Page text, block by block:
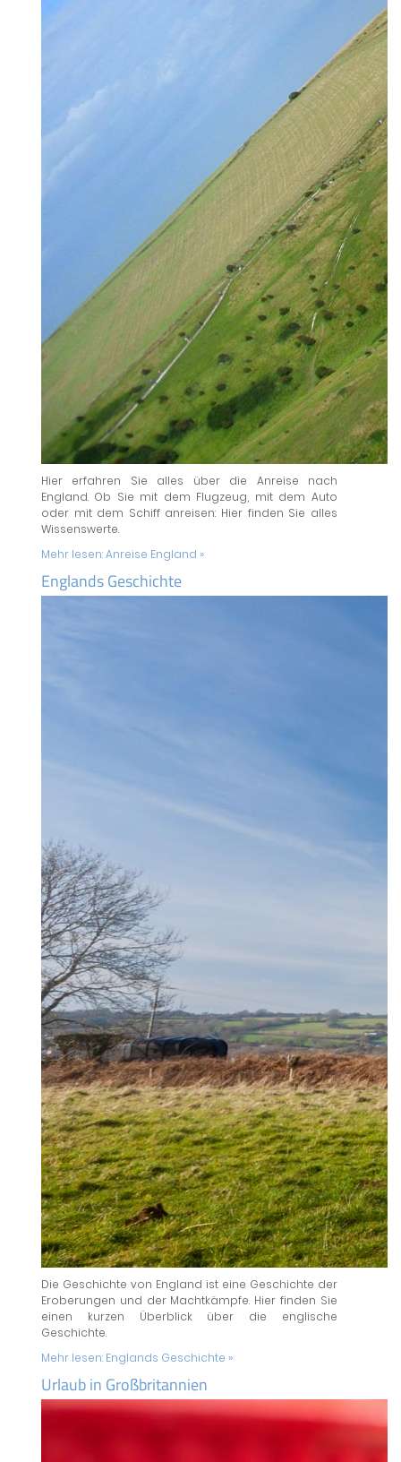
Hier erfahren Sie alles über die Anreise nach
England. Ob Sie mit dem Flugzeug, mit dem Auto
oder mit dem Schiff anreisen: Hier finden Sie alles
Wissenswerte.
Mehr lesen:Anreise England »
Englands Geschichte
Die Geschichte von England ist eine Geschichte der
Eroberungen und der Machtkämpfe. Hier finden Sie
einen kurzen Überblick über die englische
Geschichte.
Mehr lesen: Englands Geschichte »
Urlaub in Großbritannien